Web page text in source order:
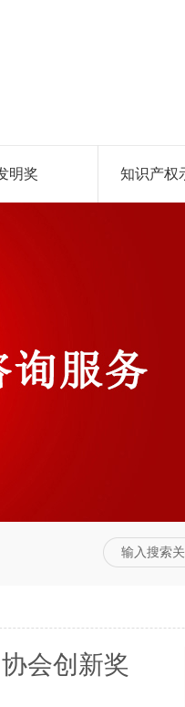
明奖 知识产权
会创新奖